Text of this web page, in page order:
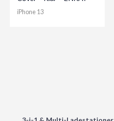
iPhone 13